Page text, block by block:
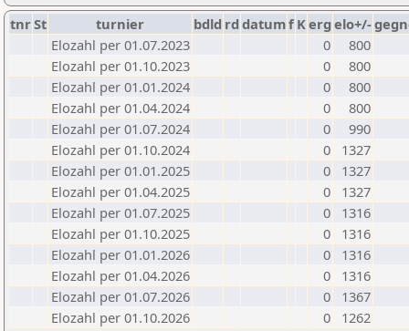
tnrSt turnier bdld rd datumf Kerg elo+/-
Elozahl per 01.07.2023
0
800
Elozahl per 01.10.2023
0
800
Elozahl per 01.01.2024
0
800
Elozahl per 01.04.2024
0
800
Elozahl per 01.07.2024
0
990
Elozahl per 01.10.2024
0
1327
Elozahl per 01.01.2025
0
1327
Elozahl per 01.04.2025
0
1327
Elozahl per 01.07.2025
0
1316
Elozahl per 01.10.2025
0
1316
Elozahl per 01.01.2026
0
1316
Elozahl per 01.04.2026
0
1316
Elozahl per 01.07.2026
0
1367
Elozahl per 01.10.2026
0 1262